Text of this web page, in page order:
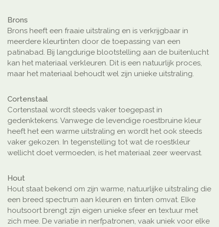
Brons
Brons heeft een fraaie uitstraling en is verkrijgbaar in
meerdere kleurtinten door de toepassing van een
patinabad. Bij langdurige blootstelling aan de buitenlucht
kan het materiaal verkleuren. Dit is een natuurlijk proces,
maar het materiaal behoudt wel zijn unieke uitstraling.
Cortenstaal
Cortenstaal wordt steeds vaker toegepast in
gedenktekens. Vanwege de levendige roestbruine kleur
heeft het een warme uitstraling en wordt het ook steeds
vaker gekozen. In tegenstelling tot wat de roestkleur
wellicht doet vermoeden, is het materiaal zeer weervast.
Hout
Hout staat bekend om zijn warme, natuurlijke uitstraling die
een breed spectrum aan kleuren en tinten omvat. Elke
houtsoort brengt zijn eigen unieke sfeer en textuur met
zich mee. De variatie in nerfpatronen, vaak uniek voor elke